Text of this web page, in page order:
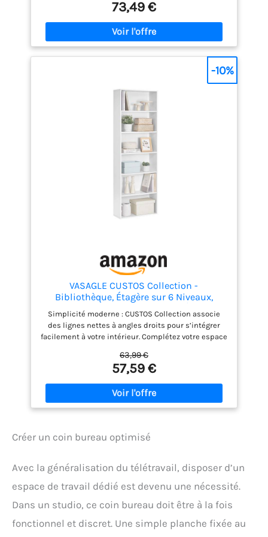
durable] L’acier robuste et les panneaux
d’aggloméré créent une structure stable, renforcée
par des barres en X à l’arrière. Chaque étagère
supporte jusqu’à 10 kg, soit 140 kg au total pour ce
meuble [Anti-chute, stable et sûre] Les étagères
avec panneau arrière empêchent vos objets de
tomber, les pieds réglables assurent la stabilité de
la bibliothèque, le kit anti-basculement l’empêche
de basculer et sécurise votre environnement [Un
meuble à étagères polyvalent] Vous pouvez installer
ce meuble dans le salon pour exposer vos
décorations, dans le bureau pour ranger des livres,
dans la chambre pour poser divers objets ou dans
un placard pour les objets qui n’ont pas encore de
place [Le montage n’est pas un casse-tête] Les
pièces numérotées, les instructions claires, le
guide vidéo intuitif et les outils inclus vous
aideront à monter facilement cette bibliothèque
73,49 €
VASAGLE CUSTOS Collection -
Bibliothèque, Étagère sur 6 Niveaux,
Meuble de Rangement Ouvert, Étagère,
pour Salon, Bureau, Salle à Manger, Blanc
Nuage LBC169T14
Simplicité moderne : CUSTOS Collection associe
des lignes nettes à angles droits pour s’intégrer
facilement à votre intérieur. Complétez votre espace
rendu harmonieux Rangements ouverts : Avec ses
compartiments ouverts et son style minimaliste,
cette bibliothèque s’intègre facilement dans
différentes pièces de la maison tout en gardant vos
objets visibles et accessibles Grande et réglable :
tablettes sont réglables sur 3 hauteurs pour
: Dans le salon, la salle à manger ou le bureau, cette
étagère est idéale pour mettre en valeur des
plantes, ranger des livres ou exposer vos souvenirs
panneau d’aggloméré E1 de 15 mm d’épaisseur,
cette bibliothèque supporte jusqu’à 10 kg par
compartiment. Le kit anti-basculement inclus
63,99 €
57,59 €
-10%
Créer un coin bureau optimisé
Avec la généralisation du télétravail, disposer d’un
espace de travail dédié est devenu une nécessité.
Dans un studio, ce coin bureau doit être à la fois
fonctionnel et discret. Une simple planche fixée au